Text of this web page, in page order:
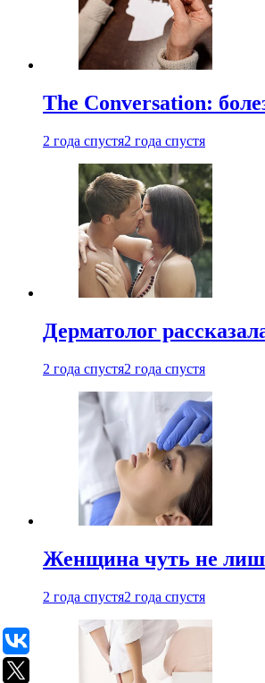
The Conversation:
2 года спустя2 года спустя
Дерматолог
2 года спустя2 года спустя
Женщина чуть не
2 года спустя2 года спустя